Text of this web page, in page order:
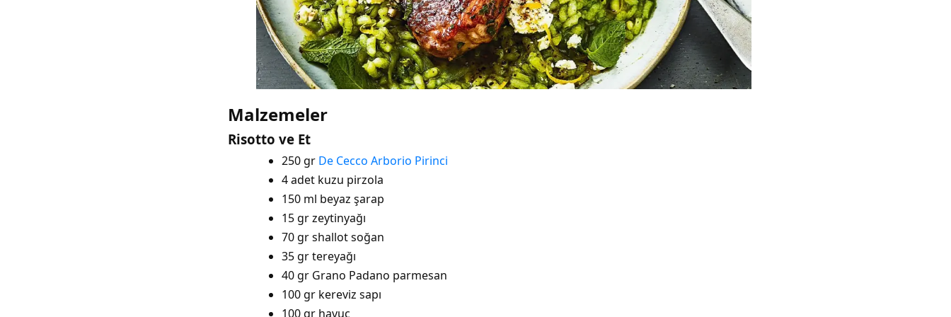
Malzemeler
Risotto ve Et
250 gr De Cecco Arborio Pirinci
4 adet kuzu pirzola
150 ml beyaz şarap
15 gr zeytinyağı
70 gr shallot soğan
35 gr tereyağı
40 gr Grano Padano parmesan
100 gr kereviz sapı
100 gr havuç